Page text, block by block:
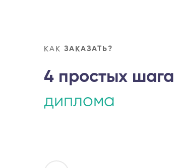
КАК ЗАКАЗАТЬ?
4 простых шага
диплома